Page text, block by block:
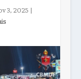
3, 2025 |